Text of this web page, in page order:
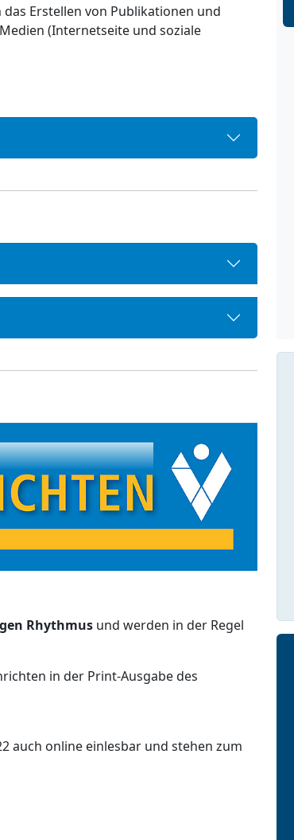
Erstellen von Publikationen und
(Internetseite und soziale
Rhythmus und werden in der Regel
in der Print-Ausgabe des
auch online einlesbar und stehen zum